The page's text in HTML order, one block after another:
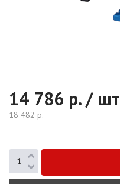
14 786 р. / шт
18 482р.